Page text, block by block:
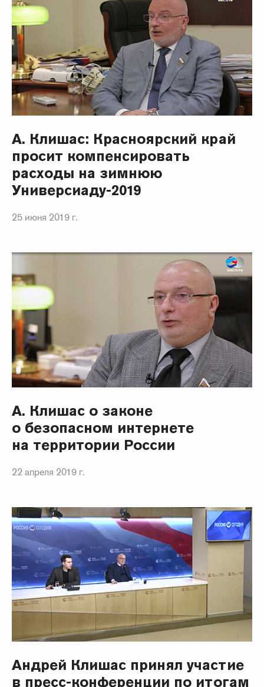
А. Клишас: Красноярский край
просит компенсировать
расходы на зимнюю
Универсиаду-2019
25 июня 2019 г.
А. Клишас о законе
о безопасном интернете
на территории России
22 апреля 2019 г.
Андрей Клишас принял участие
в пресс-конференции по итогам